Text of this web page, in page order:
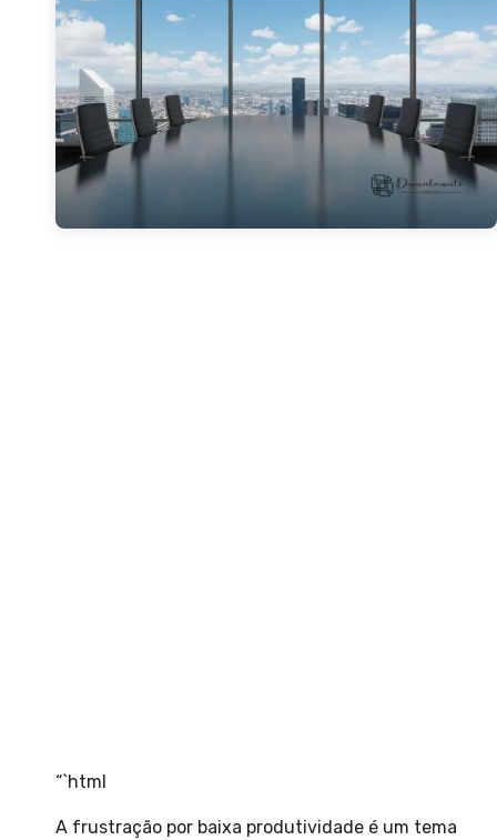
“`html
A frustração por baixa produtividade é um tema